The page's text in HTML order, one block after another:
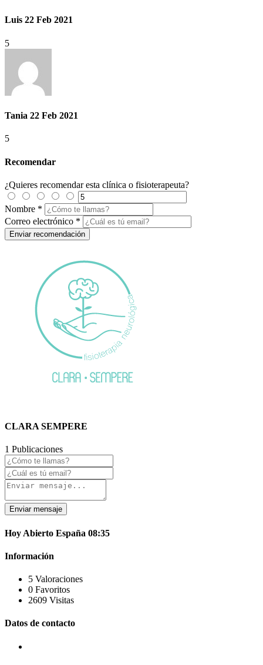
Luis 22 Feb 2021
5
Tania 22 Feb 2021
5
Recomendar
¿Quieres recomendar esta clínica o fisioterapeuta?
Nombre *
Correo electrónico *
CLARA SEMPERE
1 Publicaciones
Enviar mensaje
Hoy Abierto España 08:35
Información
5 Valoraciones
0 Favoritos
2609 Visitas
Datos de contacto